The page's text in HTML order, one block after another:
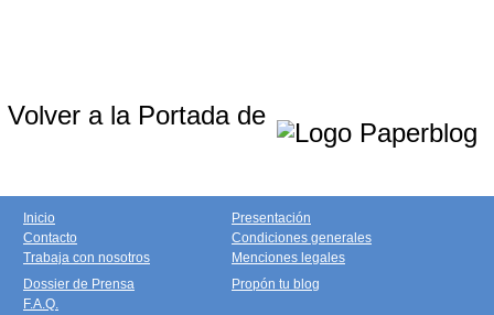
Volver a la Portada de
Inicio
Contacto
Trabaja con nosotros
Presentación
Condiciones generales
Menciones legales
Dossier de Prensa
F.A.Q.
Propón tu blog